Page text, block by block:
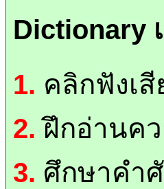
Dictionary
1. คลิกฟังเ
2. ฝึกอ่านค
3. ศึกษาคำ